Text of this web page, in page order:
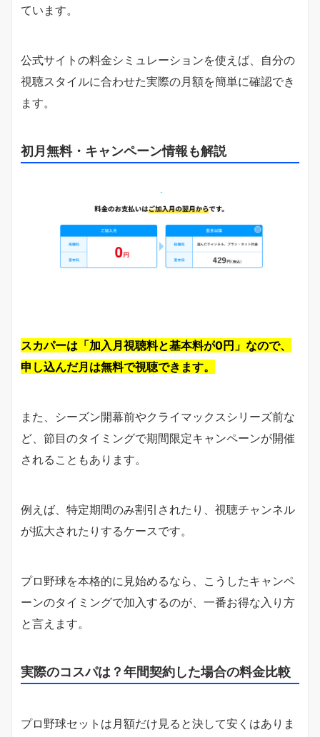
ています。
公式サイトの料金シミュレーションを使えば、自分の
視聴スタイルに合わせた実際の月額を簡単に確認でき
ます。
初月無料・キャンペーン情報も解説
スカパーは「加入月視聴料と基本料が0円」なので、
申し込んだ月は無料で視聴できます。
また、シーズン開幕前やクライマックスシリーズ前な
ど、節目のタイミングで期間限定キャンペーンが開催
されることもあります。
例えば、特定期間のみ割引されたり、視聴チャンネル
が拡大されたりするケースです。
プロ野球を本格的に見始めるなら、こうしたキャンペ
ーンのタイミングで加入するのが、一番お得な入り方
と言えます。
実際のコスパは？年間契約した場合の料金比較
プロ野球セットは月額だけ見ると決して安くはありま